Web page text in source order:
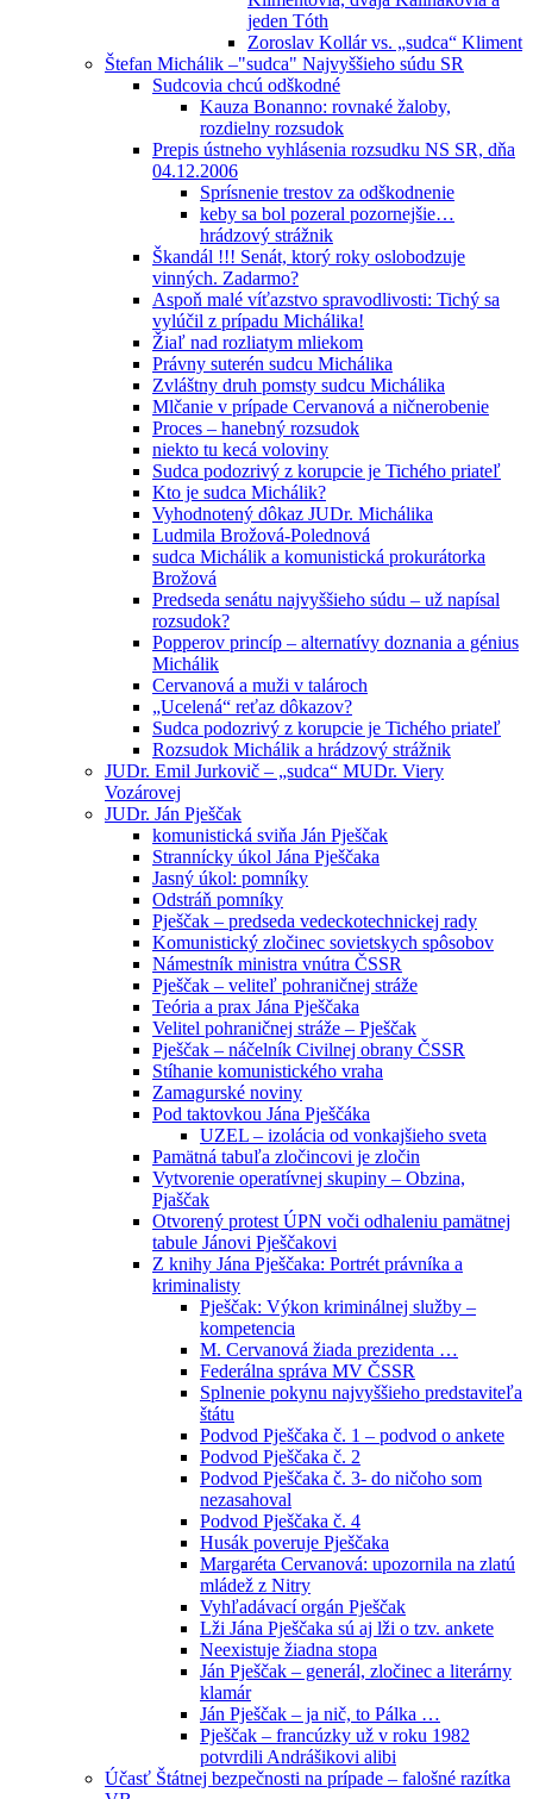
jeden Tóth
Zoroslav Kollár vs. „sudca“ Kliment
Štefan Michálik –"sudca" Najvyššieho súdu SR
Sudcovia chcú odškodné
Kauza Bonanno: rovnaké žaloby,
rozdielny rozsudok
Prepis ústneho vyhlásenia rozsudku NS SR, dňa
04.12.2006
Sprísnenie trestov za odškodnenie
keby sa bol pozeral pozornejšie…
hrádzový strážnik
Škandál !!! Senát, ktorý roky oslobodzuje
vinných. Zadarmo?
Aspoň malé víťazstvo spravodlivosti: Tichý sa
vylúčil z prípadu Michálika!
Žiaľ nad rozliatym mliekom
Právny suterén sudcu Michálika
Zvláštny druh pomsty sudcu Michálika
Mlčanie v prípade Cervanová a ničnerobenie
Proces – hanebný rozsudok
niekto tu kecá voloviny
Sudca podozrivý z korupcie je Tichého priateľ
Kto je sudca Michálik?
Vyhodnotený dôkaz JUDr. Michálika
Ludmila Brožová-Polednová
sudca Michálik a komunistická prokurátorka
Brožová
Predseda senátu najvyššieho súdu – už napísal
rozsudok?
Popperov princíp – alternatívy doznania a génius
Michálik
Cervanová a muži v talároch
„Ucelená“ reťaz dôkazov?
Sudca podozrivý z korupcie je Tichého priateľ
Rozsudok Michálik a hrádzový strážnik
JUDr. Emil Jurkovič – „sudca“ MUDr. Viery
Vozárovej
JUDr. Ján Pješčak
komunistická sviňa Ján Pješčak
Strannícky úkol Jána Pješčaka
Jasný úkol: pomníky
Odstráň pomníky
Pješčak – predseda vedeckotechnickej rady
Komunistický zločinec sovietskych spôsobov
Námestník ministra vnútra ČSSR
Pješčak – veliteľ pohraničnej stráže
Teória a prax Jána Pješčaka
Velitel pohraničnej stráže – Pješčak
Pješčak – náčelník Civilnej obrany ČSSR
Stíhanie komunistického vraha
Zamagurské noviny
Pod taktovkou Jána Pješčáka
UZEL – izolácia od vonkajšieho sveta
Pamätná tabuľa zločincovi je zločin
Vytvorenie operatívnej skupiny – Obzina,
Pjaščak
Otvorený protest ÚPN voči odhaleniu pamätnej
tabule Jánovi Pješčakovi
Z knihy Jána Pješčaka: Portrét právníka a
kriminalisty
Pješčak: Výkon kriminálnej služby –
kompetencia
M. Cervanová žiada prezidenta …
Federálna správa MV ČSSR
Splnenie pokynu najvyššieho predstaviteľa
štátu
Podvod Pješčaka č. 1 – podvod o ankete
Podvod Pješčaka č. 2
Podvod Pješčaka č. 3- do ničoho som
nezasahoval
Podvod Pješčaka č. 4
Husák poveruje Pješčaka
Margaréta Cervanová: upozornila na zlatú
mládež z Nitry
Vyhľadávací orgán Pješčak
Lži Jána Pješčaka sú aj lži o tzv. ankete
Neexistuje žiadna stopa
Ján Pješčak – generál, zločinec a literárny
klamár
Ján Pješčak – ja nič, to Pálka …
Pješčak – francúzky už v roku 1982
potvrdili Andrášikovi alibi
Účasť Štátnej bezpečnosti na prípade – falošné razítka